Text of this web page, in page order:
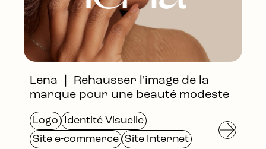
Lena ❘ Rehausser l'image de la
marque pour une beauté modeste
Logo
Identité Visuelle
Site e-commerce Site Internet